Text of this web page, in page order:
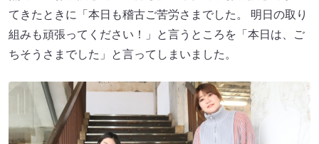
てきたときに「本日も稽古ご苦労さまでした。 明日の取り
組みも頑張ってください！」と言うところを「本日は、ご
ちそうさまでした」と言ってしまいました。